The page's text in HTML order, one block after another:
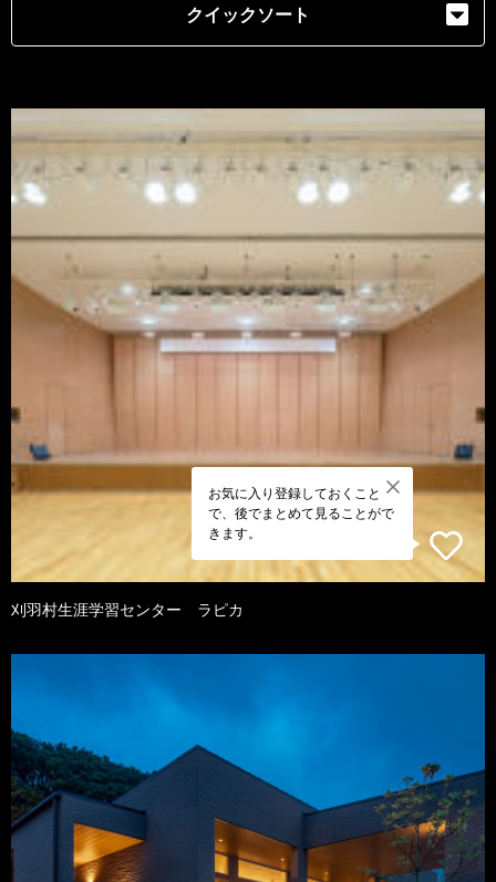
クイックソート
お気に入り登録しておくこと
で、後でまとめて見ることがで
きます。
刈羽村生涯学習センター ラピカ